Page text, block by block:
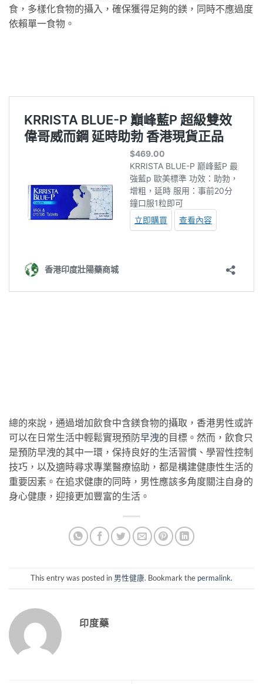
食，多樣化食物的攝入，確保獲得足夠的鎂，同時不應過度
依賴單一食物。
總的來說，通過增加飲食中含鎂食物的攝取，香港男性或許
可以在日常生活中輕鬆實現預防早洩的目標。然而，飲食只
是預防早洩的其中一環，保持良好的生活習慣、學習性控制
技巧，以及適時尋求專業醫療協助，都是構建健康性生活的
重要因素。在追求健康的同時，男性應該多角度關注自身的
身心健康，迎接更加豐富的生活。
This entry was posted in 男性健康. Bookmark the permalink.
印度藥